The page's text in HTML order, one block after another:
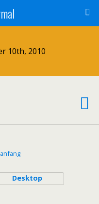
10th, 2010
Desktop